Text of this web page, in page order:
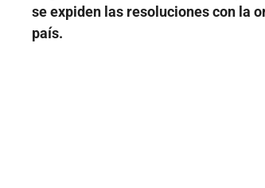
se expiden las resoluciones con la
país.